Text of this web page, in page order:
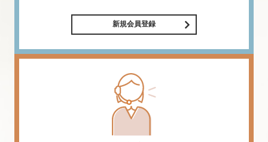
新規会員登録